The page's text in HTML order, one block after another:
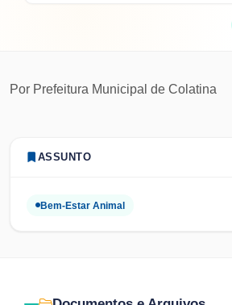
Por Prefeitura Municipal de Colatina
ASSUNTO
Bem-Estar Animal